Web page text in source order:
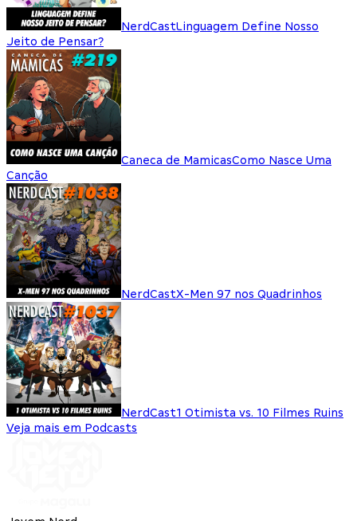
NerdCastLinguagem Define Nosso
Jeito de Pensar?
Caneca de MamicasComo Nasce Uma
Canção
NerdCastX-Men 97 nos Quadrinhos
NerdCast1 Otimista vs. 10 Filmes Ruins
Veja mais em Podcasts